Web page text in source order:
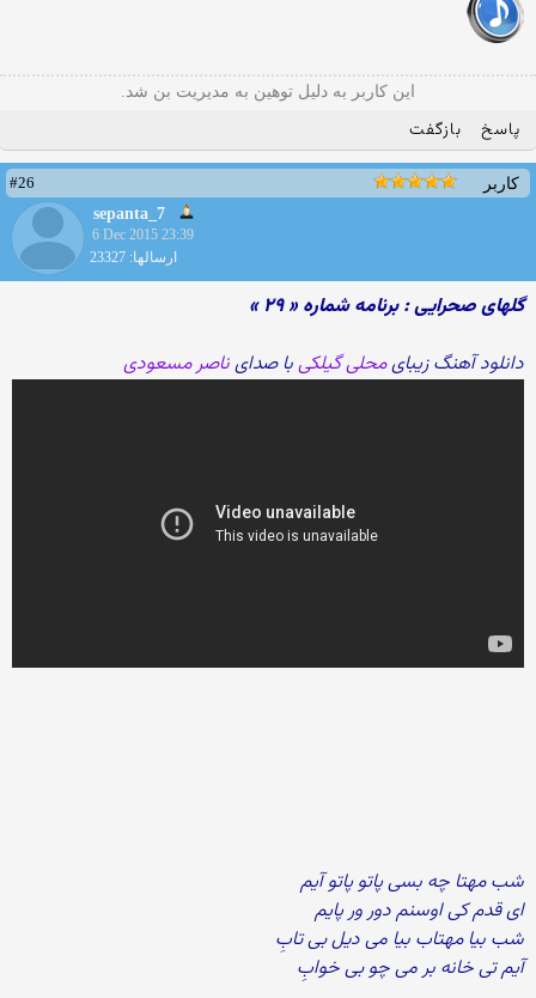
این کاربر به دلیل توهین به مدیریت بن شد.
پاسخ بازگفت
کاربر
#26
sepanta_7
6 Dec 2015 23:39
ارسالها: 23327
گلهای صحرایی : برنامه شماره « ۲۹ »
دانلود آهنگ زیبایمحلی گیلکیبا صدایناصر مسعودی
شب مهتا چه بسی پاتو پاتو آیم
ای قدم کی اوسنم دور ور پایم
شب بیا مهتاب بیا می دیل بی تابِ
آیم تی خانه بر می چو بی خوابِ